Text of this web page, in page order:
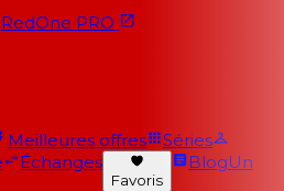
RedOne PRO
Meilleures offres
Séries
Échanges
Favoris
BlogUn